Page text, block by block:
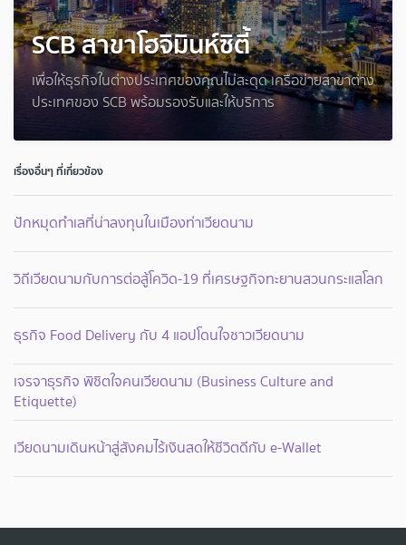
SCB สาขาโฮจิมินห์ซิตี้
เพื่อให้ธุรกิจในต่างประเทศของคุณไม่สะดุด เครือข่ายสาขาต่าง
ประเทศของ SCB พร้อมรองรับและให้บริการ
เรื่องอื่นๆ ที่เกี่ยวข้อง
ปักหมุดทำเลที่น่าลงทุนในเมืองท่าเวียดนาม
วิถีเวียดนามกับการต่อสู้โควิด-19 ที่เศรษฐกิจทะยานสวนกระแสโลก
ธุรกิจ Food Delivery กับ 4 แอปโดนใจชาวเวียดนาม
เจรจาธุรกิจ พิชิตใจคนเวียดนาม (Business Culture and
Etiquette)
เวียดนามเดินหน้าสู่สังคมไร้เงินสดให้ชีวิตดีกับ e-Wallet